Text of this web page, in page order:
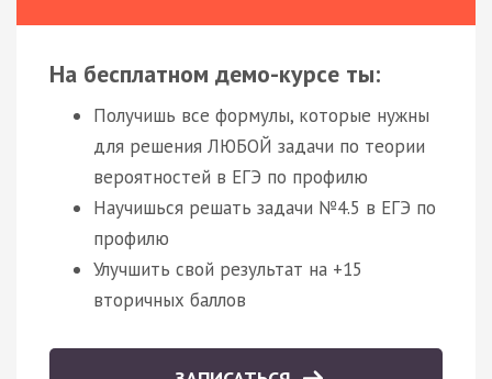
На бесплатном демо-курсе ты:
Получишь все формулы, которые нужны
для решения ЛЮБОЙ задачи по теории
вероятностей в ЕГЭ по профилю
Научишься решать задачи №4.5 в ЕГЭ по
профилю
Улучшить свой результат на +15
вторичных баллов